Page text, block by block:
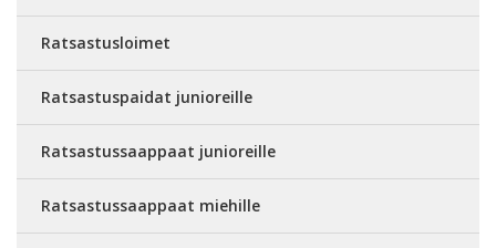
Ratsastusloimet
Ratsastuspaidat junioreille
Ratsastussaappaat junioreille
Ratsastussaappaat miehille